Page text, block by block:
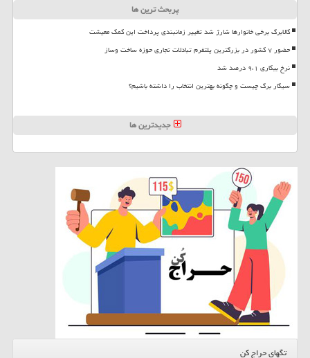
پربحث ترین ها
کالابرگ برخی خانوارها شارژ شد تغییر زمانبندی پرداخت این کمک معیشت
حضور ۷ کشور در بزرگترین پلتفرم تبادلات تجاری حوزه ساخت وساز
نرخ بیکاری ۹،۱ درصد شد
سیگار برگ چیست و چگونه بهترین انتخاب را داشته باشیم؟
جدیدترین ها
تگهای حراج کن